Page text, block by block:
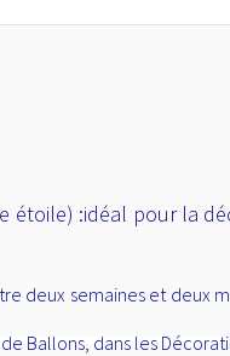
étoile) :idéal pour la
deux semaines et deux
Ballons, dans les